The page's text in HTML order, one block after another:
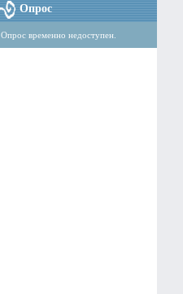
Опрос
Опрос временно недоступен.